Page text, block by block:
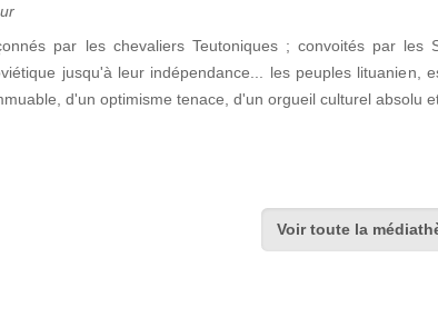
par les chevaliers Teutoniques ; convoités par
jusqu'à leur indépendance... les peuples lituanien,
d'un optimisme tenace, d'un orgueil culturel absolu
Voir toute la